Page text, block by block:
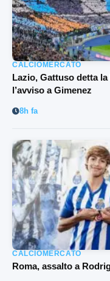
CALCIOMERCATO
Lazio, Gattuso detta
l’avviso a Gimenez
8h fa
CALCIOMERCATO
Roma, assalto a